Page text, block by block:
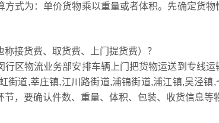
方式为：单价货物乘以重量或者体积。先确定货
接货费、取货费、上门提货费）？
行区物流业务部安排车辆上门把货物运送到专线
街道,莘庄镇,江川路街道,浦锦街道,浦江镇,吴泾
节，要确认件数、重量、体积、包装、收货信息等